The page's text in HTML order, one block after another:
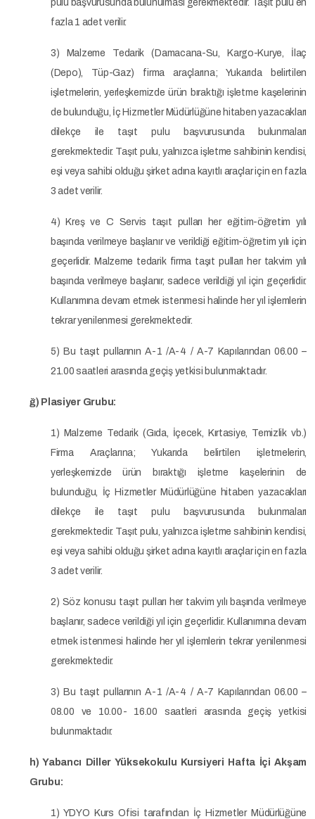
pulu başvurusunda bulunulması gerekmektedir. Taşıt pulu en
fazla 1 adet verilir.
3) Malzeme Tedarik (Damacana-Su, Kargo-Kurye, İlaç
(Depo), Tüp-Gaz) firma araçlarına; Yukarıda belirtilen
işletmelerin, yerleşkemizde ürün bıraktığı işletme kaşelerinin
de bulunduğu, İç Hizmetler Müdürlüğüne hitaben yazacakları
dilekçe ile taşıt pulu başvurusunda bulunmaları
gerekmektedir. Taşıt pulu, yalnızca işletme sahibinin kendisi,
eşi veya sahibi olduğu şirket adına kayıtlı araçlar için en fazla
3 adet verilir.
4) Kreş ve C Servis taşıt pulları her eğitim-öğretim yılı
başında verilmeye başlanır ve verildiği eğitim-öğretim yılı için
geçerlidir. Malzeme tedarik firma taşıt pulları her takvim yılı
başında verilmeye başlanır, sadece verildiği yıl için geçerlidir.
Kullanımına devam etmek istenmesi halinde her yıl işlemlerin
tekrar yenilenmesi gerekmektedir.
5) Bu taşıt pullarının A-1 /A-4 / A-7 Kapılarından 06.00 –
21.00 saatleri arasında geçiş yetkisi bulunmaktadır.
ğ) Plasiyer Grubu:
1) Malzeme Tedarik (Gıda, İçecek, Kırtasiye, Temizlik vb.)
Firma Araçlarına; Yukarıda belirtilen işletmelerin,
yerleşkemizde ürün bıraktığı işletme kaşelerinin de
bulunduğu, İç Hizmetler Müdürlüğüne hitaben yazacakları
dilekçe ile taşıt pulu başvurusunda bulunmaları
gerekmektedir. Taşıt pulu, yalnızca işletme sahibinin kendisi,
eşi veya sahibi olduğu şirket adına kayıtlı araçlar için en fazla
3 adet verilir.
2) Söz konusu taşıt pulları her takvim yılı başında verilmeye
başlanır, sadece verildiği yıl için geçerlidir. Kullanımına devam
etmek istenmesi halinde her yıl işlemlerin tekrar yenilenmesi
gerekmektedir.
3) Bu taşıt pullarının A-1 /A-4 / A-7 Kapılarından 06.00 –
08.00 ve 10.00- 16.00 saatleri arasında geçiş yetkisi
bulunmaktadır.
h) Yabancı Diller Yüksekokulu Kursiyeri Hafta İçi Akşam
Grubu:
1) YDYO Kurs Ofisi tarafından İç Hizmetler Müdürlüğüne